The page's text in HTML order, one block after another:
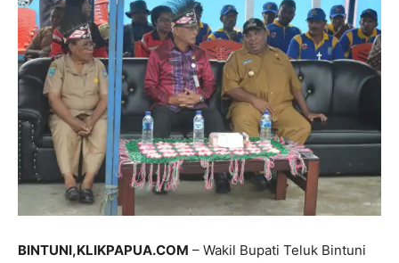
BINTUNI,KLIKPAPUA.COM – Wakil Bupati Teluk Bintuni